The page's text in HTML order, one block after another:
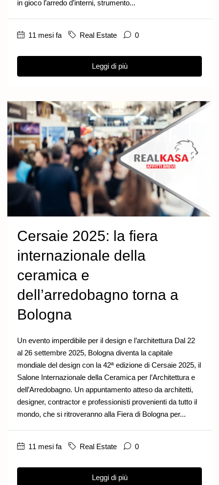
in gioco l’arredo d’interni, strumento...
11 mesi fa Real Estate 0
Leggi di più
Cersaie 2025: la fiera
internazionale della
ceramica e
dell’arredobagno torna a
Bologna
Un evento imperdibile per il design e l’architettura Dal 22
al 26 settembre 2025, Bologna diventa la capitale
mondiale del design con la 42ª edizione di Cersaie 2025, il
Salone Internazionale della Ceramica per l’Architettura e
dell’Arredobagno. Un appuntamento atteso da architetti,
designer, contractor e professionisti provenienti da tutto il
mondo, che si ritroveranno alla Fiera di Bologna per...
11 mesi fa Real Estate 0
Leggi di più